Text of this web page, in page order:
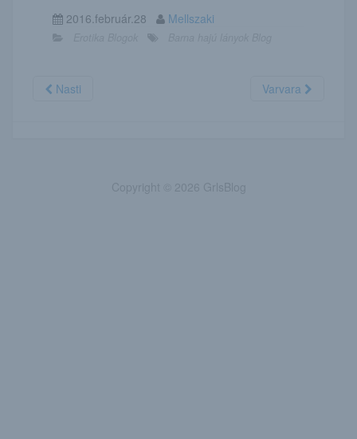
2016.február.28 Mellszaki
Nasti Varvara